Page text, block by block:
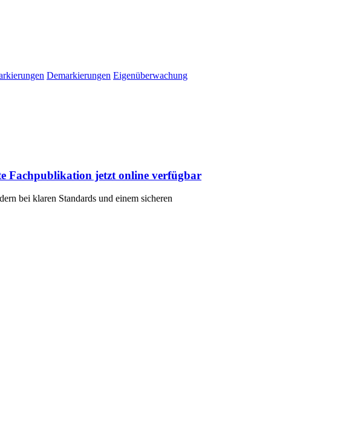
Demarkierungen Eigenüberwachung
Fachpublikation jetzt online verfügbar
bei klaren Standards und einem sicheren